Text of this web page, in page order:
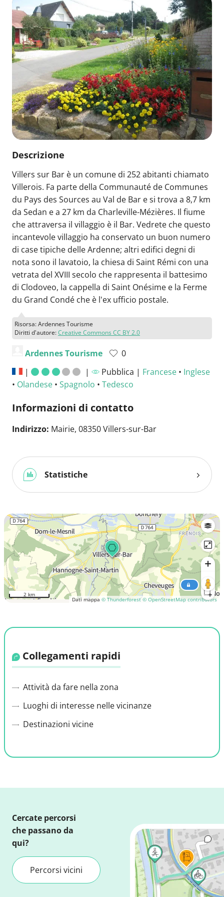
Descrizione
Villers sur Bar è un comune di 252 abitanti chiamato
Villerois. Fa parte della Communauté de Communes
du Pays des Sources au Val de Bar e si trova a 8,7 km
da Sedan e a 27 km da Charleville-Mézières. Il fiume
che attraversa il villaggio è il Bar. Vedrete che questo
incantevole villaggio ha conservato un buon numero
di case tipiche delle Ardenne; altri edifici degni di
nota sono il lavatoio, la chiesa di Saint Rémi con una
vetrata del XVIII secolo che rappresenta il battesimo
di Clodoveo, la cappella di Saint Onésime e la Ferme
du Grand Condé che è l'ex ufficio postale.
Risorsa: Ardennes Tourisme
Diritti d'autore:Creative Commons CC BY 2.0
Ardennes Tourisme
0
|
| Pubblica | Francese• Inglese
• Olandese • Spagnolo • Tedesco
Informazioni di contatto
Indirizzo: Mairie, 08350 Villers-sur-Bar
Statistiche
Dati mappa © Thunderforest © OpenStreetMap contributors
2 km
Collegamenti rapidi
Attività da fare nella zona
Luoghi di interesse nelle vicinanze
Destinazioni vicine
Cercate percorsi
che passano da
qui?
Percorsi vicini